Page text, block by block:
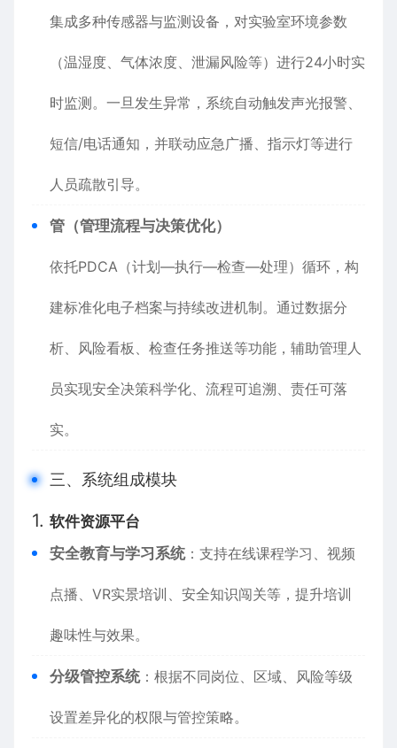
集成多种传感器与监测设备，对实验室环境参数
（温湿度、气体浓度、泄漏风险等）进行24小时实
时监测。一旦发生异常，系统自动触发声光报警、
短信/电话通知，并联动应急广播、指示灯等进行
人员疏散引导。
管（管理流程与决策优化）
依托PDCA（计划—执行—检查—处理）循环，构
建标准化电子档案与持续改进机制。通过数据分
析、风险看板、检查任务推送等功能，辅助管理人
员实现安全决策科学化、流程可追溯、责任可落
实。
三、系统组成模块
1. 软件资源平台
安全教育与学习系统：支持在线课程学习、视频
点播、VR实景培训、安全知识闯关等，提升培训
趣味性与效果。
分级管控系统：根据不同岗位、区域、风险等级
设置差异化的权限与管控策略。